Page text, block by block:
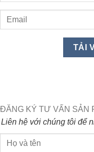
ĐĂNG KÝ TƯ VẤN SẢN
Liên hệ với chúng tôi để